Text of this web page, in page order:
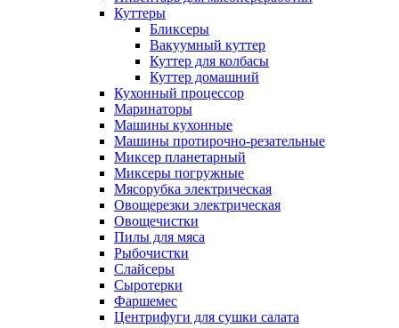
Куттеры
Бликсеры
Вакуумный куттер
Куттер для колбасы
Куттер домашний
Кухонный процессор
Маринаторы
Машины кухонные
Машины протирочно-резательные
Миксер планетарный
Миксеры погружные
Мясорубка электрическая
Овощерезки электрическая
Овощечистки
Пилы для мяса
Рыбочистки
Слайсеры
Сыротерки
Фаршемес
Центрифуги для сушки салата